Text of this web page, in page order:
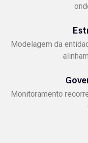
Modelagem da
Monitoramento